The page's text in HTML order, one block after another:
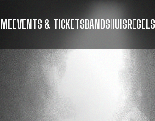
EVENTS & TICKETSBANDSHUISREGELS